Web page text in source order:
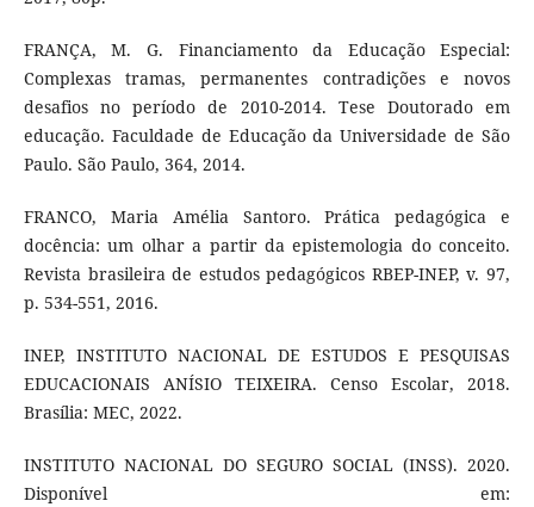
FRANÇA, M. G. Financiamento da Educação Especial:
Complexas tramas, permanentes contradições e novos
desafios no período de 2010-2014. Tese Doutorado em
educação. Faculdade de Educação da Universidade de São
Paulo. São Paulo, 364, 2014.
FRANCO, Maria Amélia Santoro. Prática pedagógica e
docência: um olhar a partir da epistemologia do conceito.
Revista brasileira de estudos pedagógicos RBEP-INEP, v. 97,
p. 534-551, 2016.
INEP, INSTITUTO NACIONAL DE ESTUDOS E PESQUISAS
EDUCACIONAIS ANÍSIO TEIXEIRA. Censo Escolar, 2018.
Brasília: MEC, 2022.
INSTITUTO NACIONAL DO SEGURO SOCIAL (INSS). 2020.
Disponível em: